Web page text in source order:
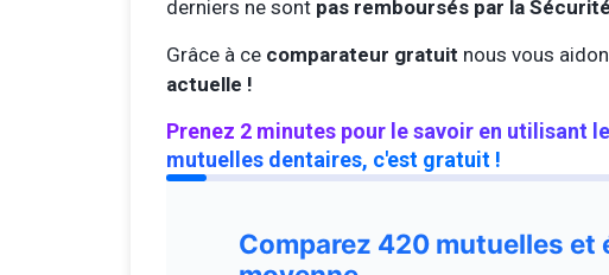
derniers ne sont pas remboursés par la
Grâce à ce comparateur gratuit nous vous
actuelle !
Prenez 2 minutes pour le savoir en utilisant
mutuelles dentaires, c'est gratuit !